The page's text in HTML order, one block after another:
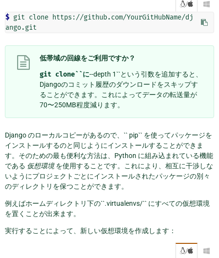
/ 
$ git clone https://github.com/YourGitHubName/dj
低帯域の回線をご利用ですか？
git clone``に--depth 1``という引数を追加すると、
Djangoのコミット履歴のダウンロードをスキップす
ることができます。これによってデータの転送量が
70〜250MB程度減ります。
Django のローカルコピーがあるので、`` pip`` を使ってパッケージを
インストールするのと同じようにインストールすることができま
す。そのための最も便利な方法は、Python に組み込まれている機能
である 仮想環境を使用することです。これにより、相互に干渉しな
いようにプロジェクトごとにインストールされたパッケージの別々
のディレクトリを保つことができます。
例えばホームディレクトリ下の``.virtualenvs/`` にすべての仮想環境
を置くことが出来ます。
実行することによって、新しい仮想環境を作成します：
/ 